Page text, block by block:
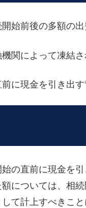
始前後の多額の
関によって凍結
に現金を引き出す
の直前に現金を
については、相
て計上すべきこと